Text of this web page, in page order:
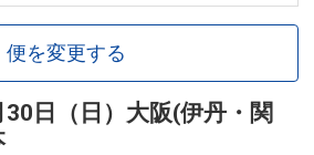
便を変更する
日（日） 大阪(伊丹・関